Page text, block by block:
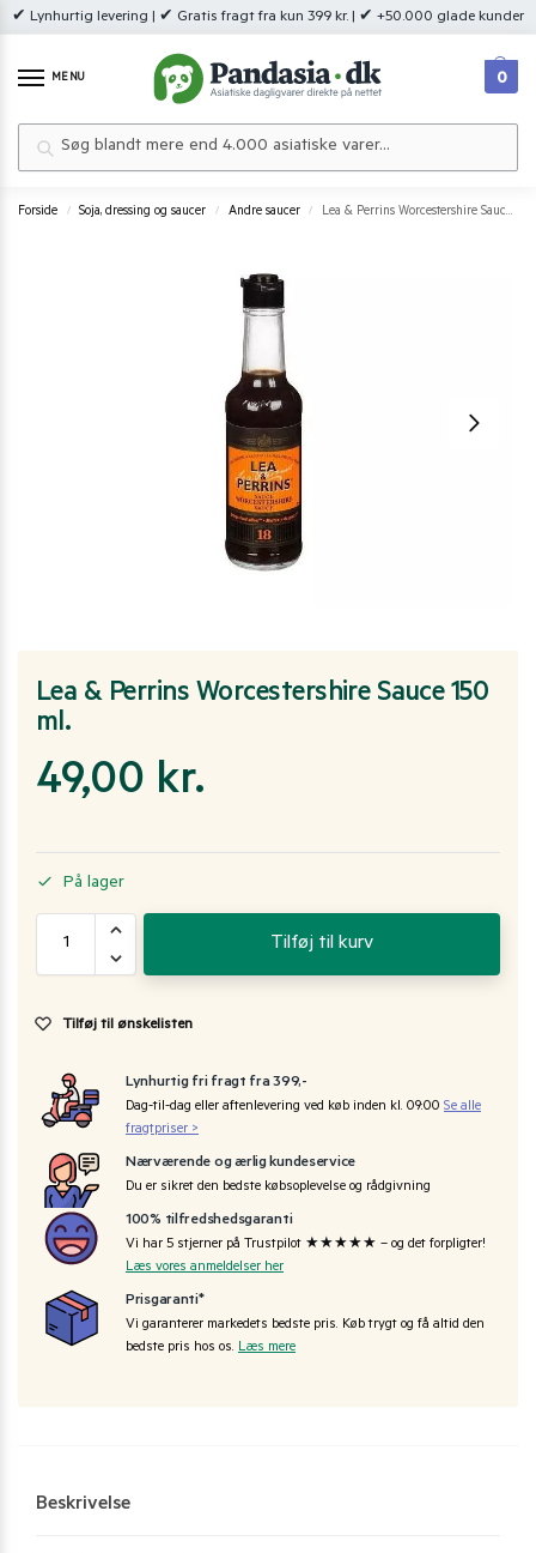
✔ Lynhurtig levering | ✔ Gratis fragt fra kun 399 kr. | ✔ +50.000 glade kunder
MENU 0
Forside / Soja, dressing og saucer / Andre saucer / Lea & Perrins Worcestershire Sauce 150 ml.
Lea & Perrins Worcestershire Sauce 150
ml.
49,00 kr.
På lager
Tilføj til kurv
Tilføj til ønskelisten
Lynhurtig fri fragt fra 399,-
Dag-til-dag eller aftenlevering ved køb inden kl. 09:00 Se alle
fragtpriser >
Nærværende og ærlig kundeservice
Du er sikret den bedste købsoplevelse og rådgivning
100% tilfredshedsgaranti
Vi har 5 stjerner på Trustpilot ★★★★★ – og det forpligter!
Læs vores anmeldelser her
Prisgaranti*
Vi garanterer markedets bedste pris. Køb trygt og få altid den
bedste pris hos os. Læs mere
Beskrivelse